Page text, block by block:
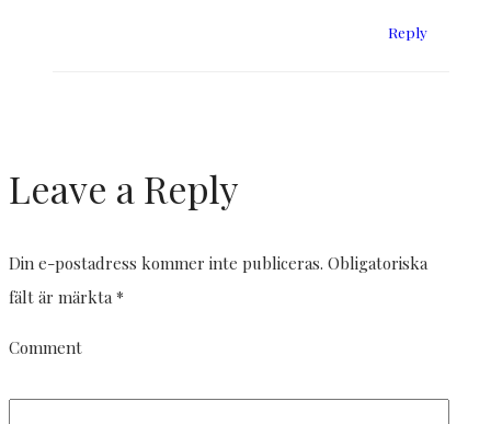
Reply
Leave a Reply
Din e-postadress kommer inte publiceras. Obligatoriska
fält är märkta *
Comment